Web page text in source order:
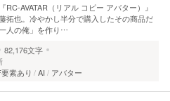
AVATAR（リアル コピー アバター）』
拓也。冷やかし半分で購入したその商品だ
人の俺」を作り…
82,176文字
素あり AI アバター